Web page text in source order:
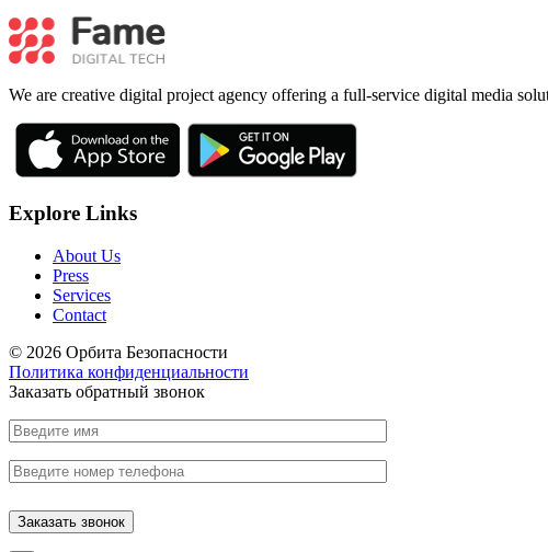
We are creative digital project agency offering a full-service digital media
Explore Links
About Us
Press
Services
Contact
© 2026 Орбита Безопасности
Политика конфиденциальности
Заказать обратный звонок